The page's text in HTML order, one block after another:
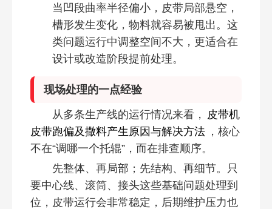
当凹段曲率半径偏小，皮带局部悬空，
槽形发生变化，物料就容易被甩出。这
类问题运行中调整空间不大，更适合在
设计或改造阶段提前处理。
现场处理的一点经验
从多条生产线的运行情况来看，
皮带机
皮带跑偏及撒料产生原因与解决方法 ，核心
不在“调哪一个托辊”，而在排查顺序。
先整体、再局部；先结构、再细节。只
要中心线、滚筒、接头这些基础问题处理到
位，皮带运行会非常稳定，后期维护压力也